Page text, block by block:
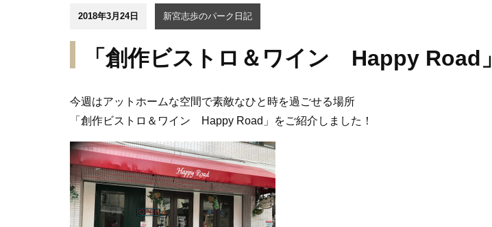
2018年3月24日 新宮志歩のパーク日記
「創作ビストロ＆ワイン Happy Road」
今週はアットホームな空間で素敵なひと時を過ごせる場所
「創作ビストロ＆ワイン Happy Road」をご紹介しました！